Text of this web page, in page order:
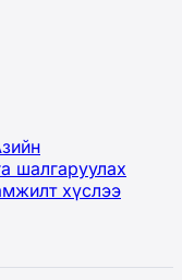
шалгаруулах
хүслээ